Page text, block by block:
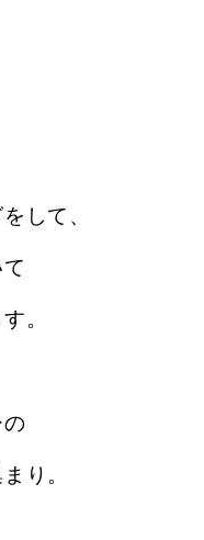
して、
。
り。